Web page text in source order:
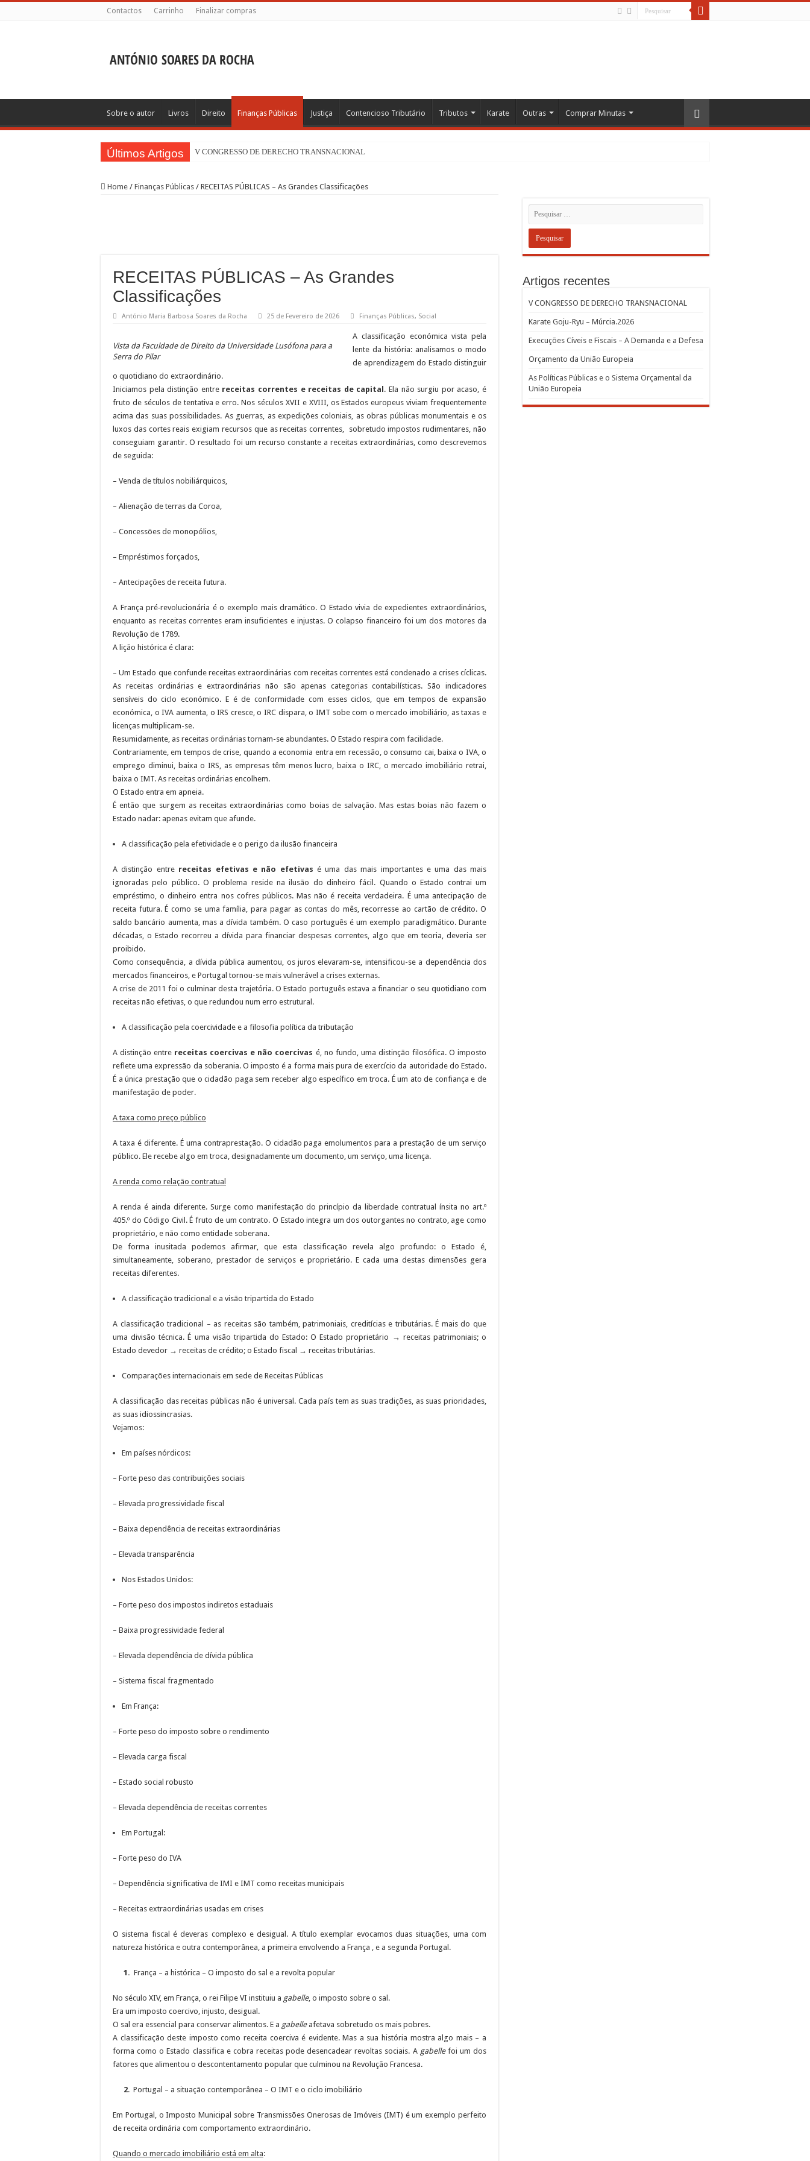
Contactos Carrinho Finalizar compras
Sobre o autor Livros Direito Finanças Públicas Justiça Contencioso Tributário Tributos Karate Outras Comprar Minutas
Últimos Artigos V CONGRESSO DE DERECHO TRANSNACIONAL
Home / Finanças Públicas / RECEITAS PÚBLICAS – As Grandes Classificações
RECEITAS PÚBLICAS – As Grandes
Classificações
António Maria Barbosa Soares da Rocha 25 de Fevereiro de 2026 Finanças Públicas, Social
Vista da Faculdade de Direito da Universidade Lusófona para a
Serra do Pilar
A classificação económica vista pela
lente da história: analisamos o modo
de aprendizagem do Estado distinguir
o quotidiano do extraordinário.
Iniciamos pela distinção entre receitas correntes e receitas de capital. Ela não surgiu por acaso, é
fruto de séculos de tentativa e erro. Nos séculos XVII e XVIII, os Estados europeus viviam frequentemente
acima das suas possibilidades. As guerras, as expedições coloniais, as obras públicas monumentais e os
luxos das cortes reais exigiam recursos que as receitas correntes, sobretudo impostos rudimentares, não
conseguiam garantir. O resultado foi um recurso constante a receitas extraordinárias, como descrevemos
de seguida:
– Venda de títulos nobiliárquicos,
– Alienação de terras da Coroa,
– Concessões de monopólios,
– Empréstimos forçados,
– Antecipações de receita futura.
A França pré‑revolucionária é o exemplo mais dramático. O Estado vivia de expedientes extraordinários,
enquanto as receitas correntes eram insuficientes e injustas. O colapso financeiro foi um dos motores da
Revolução de 1789.
A lição histórica é clara:
– Um Estado que confunde receitas extraordinárias com receitas correntes está condenado a crises cíclicas.
As receitas ordinárias e extraordinárias não são apenas categorias contabilísticas. São indicadores
sensíveis do ciclo económico. E é de conformidade com esses ciclos, que em tempos de expansão
económica, o IVA aumenta, o IRS cresce, o IRC dispara, o IMT sobe com o mercado imobiliário, as taxas e
licenças multiplicam-se.
Resumidamente, as receitas ordinárias tornam-se abundantes. O Estado respira com facilidade.
Contrariamente, em tempos de crise, quando a economia entra em recessão, o consumo cai, baixa o IVA, o
emprego diminui, baixa o IRS, as empresas têm menos lucro, baixa o IRC, o mercado imobiliário retrai,
baixa o IMT. As receitas ordinárias encolhem.
O Estado entra em apneia.
É então que surgem as receitas extraordinárias como boias de salvação. Mas estas boias não fazem o
Estado nadar: apenas evitam que afunde.
A classificação pela efetividade e o perigo da ilusão financeira
A distinção entre receitas efetivas e não efetivas é uma das mais importantes e uma das mais
ignoradas pelo público. O problema reside na ilusão do dinheiro fácil. Quando o Estado contrai um
empréstimo, o dinheiro entra nos cofres públicos. Mas não é receita verdadeira. É uma antecipação de
receita futura. É como se uma família, para pagar as contas do mês, recorresse ao cartão de crédito. O
saldo bancário aumenta, mas a dívida também. O caso português é um exemplo paradigmático. Durante
décadas, o Estado recorreu a dívida para financiar despesas correntes, algo que em teoria, deveria ser
proibido.
Como consequência, a dívida pública aumentou, os juros elevaram-se, intensificou-se a dependência dos
mercados financeiros, e Portugal tornou-se mais vulnerável a crises externas.
A crise de 2011 foi o culminar desta trajetória. O Estado português estava a financiar o seu quotidiano com
receitas não efetivas, o que redundou num erro estrutural.
A classificação pela coercividade e a filosofia política da tributação
A distinção entre receitas coercivas e não coercivas é, no fundo, uma distinção filosófica. O imposto
reflete uma expressão da soberania. O imposto é a forma mais pura de exercício da autoridade do Estado.
É a única prestação que o cidadão paga sem receber algo específico em troca. É um ato de confiança e de
manifestação de poder.
A taxa como preço público
A taxa é diferente. É uma contraprestação. O cidadão paga emolumentos para a prestação de um serviço
público. Ele recebe algo em troca, designadamente um documento, um serviço, uma licença.
A renda como relação contratual
A renda é ainda diferente. Surge como manifestação do princípio da liberdade contratual ínsita no art.º
405.º do Código Civil. É fruto de um contrato. O Estado integra um dos outorgantes no contrato, age como
proprietário, e não como entidade soberana.
De forma inusitada podemos afirmar, que esta classificação revela algo profundo: o Estado é,
simultaneamente, soberano, prestador de serviços e proprietário. E cada uma destas dimensões gera
receitas diferentes.
A classificação tradicional e a visão tripartida do Estado
A classificação tradicional – as receitas são também, patrimoniais, creditícias e tributárias. É mais do que
uma divisão técnica. É uma visão tripartida do Estado: O Estado proprietário → receitas patrimoniais; o
Estado devedor → receitas de crédito; o Estado fiscal → receitas tributárias.
Comparações internacionais em sede de Receitas Públicas
A classificação das receitas públicas não é universal. Cada país tem as suas tradições, as suas prioridades,
as suas idiossincrasias.
Vejamos:
Em países nórdicos:
– Forte peso das contribuições sociais
– Elevada progressividade fiscal
– Baixa dependência de receitas extraordinárias
– Elevada transparência
Nos Estados Unidos:
– Forte peso dos impostos indiretos estaduais
– Baixa progressividade federal
– Elevada dependência de dívida pública
– Sistema fiscal fragmentado
Em França:
– Forte peso do imposto sobre o rendimento
– Elevada carga fiscal
– Estado social robusto
– Elevada dependência de receitas correntes
Em Portugal:
– Forte peso do IVA
– Dependência significativa de IMI e IMT como receitas municipais
– Receitas extraordinárias usadas em crises
O sistema fiscal é deveras complexo e desigual. A título exemplar evocamos duas situações, uma com
natureza histórica e outra contemporânea, a primeira envolvendo a França , e a segunda Portugal.
1. França – a histórica – O imposto do sal e a revolta popular
No século XIV, em França, o rei Filipe VI instituiu a gabelle, o imposto sobre o sal.
Era um imposto coercivo, injusto, desigual.
O sal era essencial para conservar alimentos. E a gabelleafetava sobretudo os mais pobres.
A classificação deste imposto como receita coerciva é evidente. Mas a sua história mostra algo mais – a
forma como o Estado classifica e cobra receitas pode desencadear revoltas sociais. A gabelle foi um dos
fatores que alimentou o descontentamento popular que culminou na Revolução Francesa.
2. Portugal – a situação contemporânea – O IMT e o ciclo imobiliário
Em Portugal, o Imposto Municipal sobre Transmissões Onerosas de Imóveis (IMT) é um exemplo perfeito
de receita ordinária com comportamento extraordinário.
Quando o mercado imobiliário está em alta:
Artigos recentes
V CONGRESSO DE DERECHO TRANSNACIONAL
Karate Goju-Ryu – Múrcia.2026
Execuções Cíveis e Fiscais – A Demanda e a Defesa
Orçamento da União Europeia
As Políticas Públicas e o Sistema Orçamental da
União Europeia